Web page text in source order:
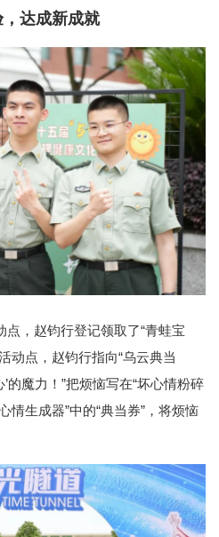
，达成新成就
，赵钧行登记领取了“青蛙宝
动点，赵钧行指向“乌云典当
的魔力！”把烦恼写在“坏心情粉碎
情生成器”中的“典当券”，将烦恼